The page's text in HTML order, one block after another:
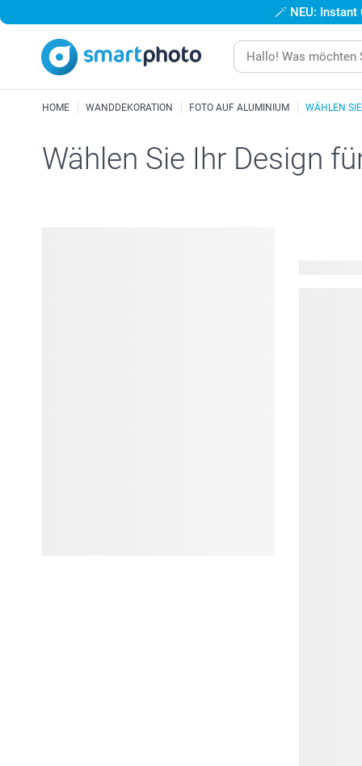
🪄 NEU:
HOME WANDDEKORATION FOTO AUF ALUMINIUM WÄHLEN
Wählen Sie Ihr Design